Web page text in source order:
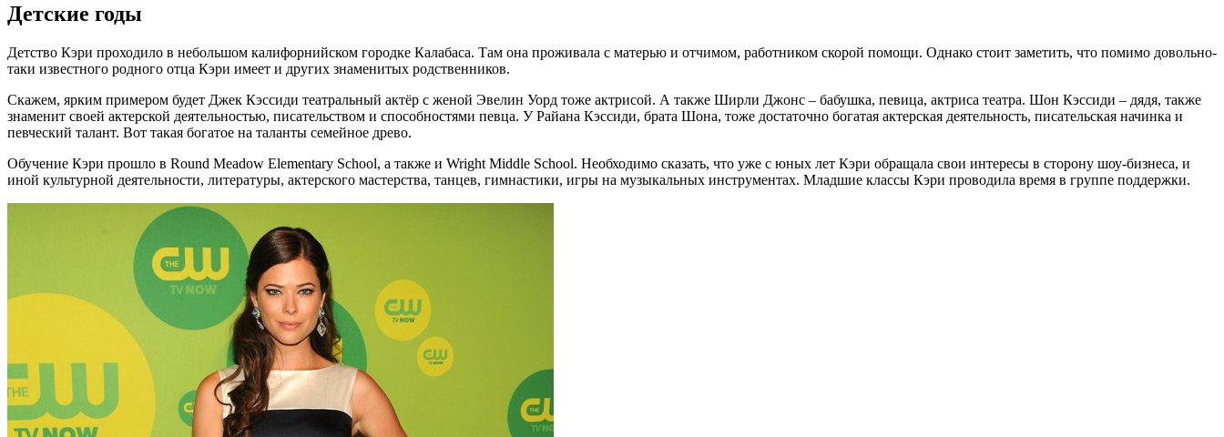
Детские годы
Детство Кэри проходило в небольшом калифорнийском городке Калабаса. Там она проживала с матерью и отчимом, работником скорой помощи. Однако стоит заметить, что помимо довольно-
таки известного родного отца Кэри имеет и других знаменитых родственников.
Скажем, ярким примером будет Джек Кэссиди театральный актёр с женой Эвелин Уорд тоже актрисой. А также Ширли Джонс – бабушка, певица, актриса театра. Шон Кэссиди – дядя, также
знаменит своей актерской деятельностью, писательством и способностями певца. У Райана Кэссиди, брата Шона, тоже достаточно богатая актерская деятельность, писательская начинка и
певческий талант. Вот такая богатое на таланты семейное древо.
Обучение Кэри прошло в Round Meadow Elementary School, а также и Wright Middle School. Необходимо сказать, что уже с юных лет Кэри обращала свои интересы в сторону шоу-бизнеса, и
иной культурной деятельности, литературы, актерского мастерства, танцев, гимнастики, игры на музыкальных инструментах. Младшие классы Кэри проводила время в группе поддержки.